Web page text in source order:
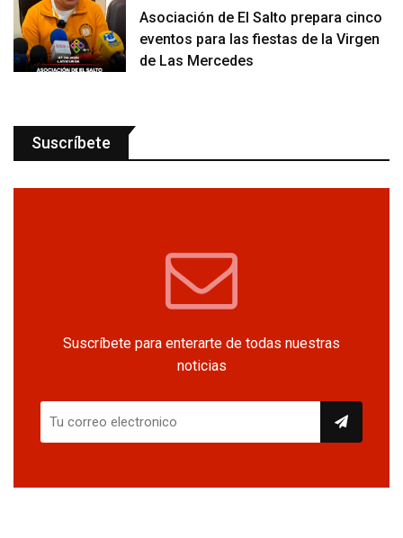
Asociación de El Salto prepara cinco
eventos para las fiestas de la Virgen
de Las Mercedes
Suscríbete
Suscríbete para enterarte de todas nuestras
noticias